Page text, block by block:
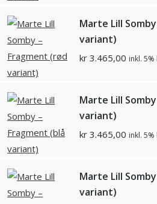
Marte Lill
variant)
kr 3.465,00 inkl.
Marte Lill
variant)
kr 3.465,00 inkl.
Marte Lill
variant)